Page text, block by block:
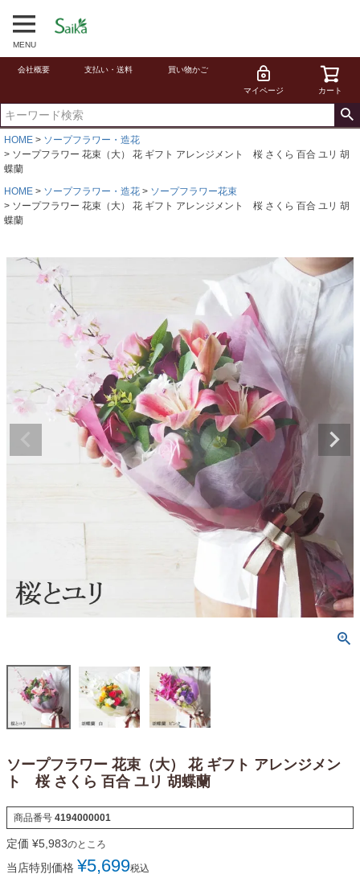
MENU
会社概要 支払い・送料 買い物かご
マイページ カート
HOME
ソープフラワー・造花
ソープフラワー 花束（大） 花 ギフト アレンジメント 桜 さくら 百合 ユリ 胡
蝶蘭
HOME
ソープフラワー・造花
ソープフラワー花束
ソープフラワー 花束（大） 花 ギフト アレンジメント 桜 さくら 百合 ユリ 胡
蝶蘭
ソープフラワー 花束（大） 花 ギフト アレンジメン
ト 桜 さくら 百合 ユリ 胡蝶蘭
商品番号 4194000001
定価 ¥5,983のところ
当店特別価格 ¥5,699税込